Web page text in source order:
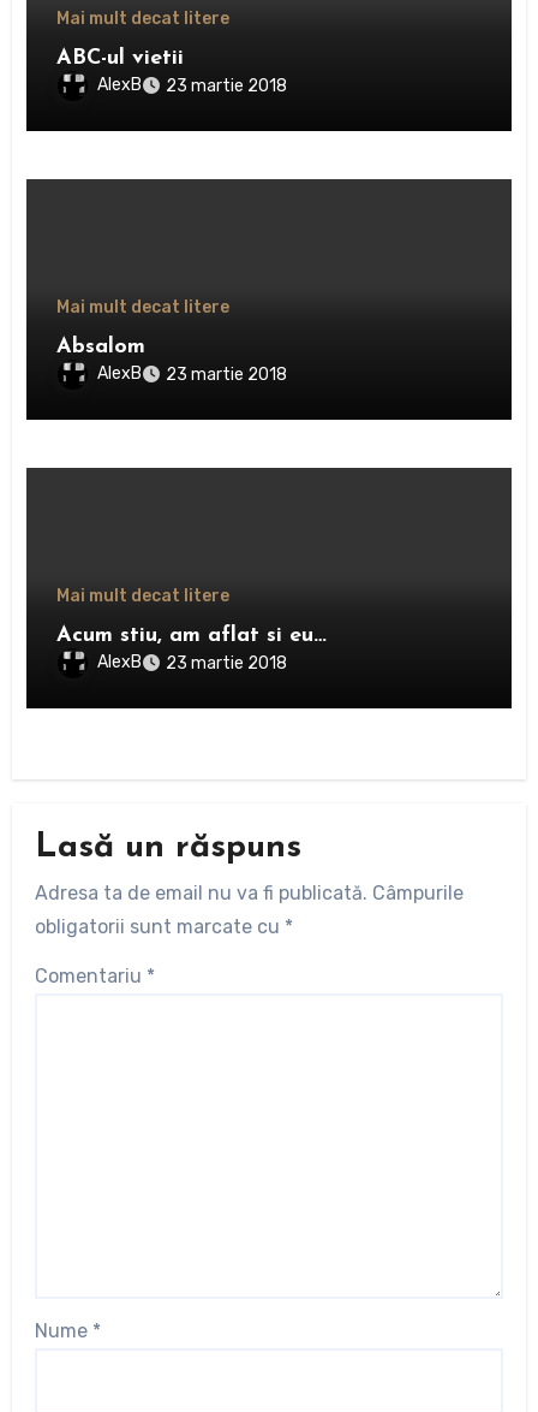
Mai mult decat litere
ABC-ul vietii
AlexB 23 martie 2018
Mai mult decat litere
Absalom
AlexB 23 martie 2018
Mai mult decat litere
Acum stiu, am aflat si eu…
AlexB 23 martie 2018
Lasă un răspuns
Adresa ta de email nu va fi publicată. Câmpurile
obligatorii sunt marcate cu *
Comentariu *
Nume *